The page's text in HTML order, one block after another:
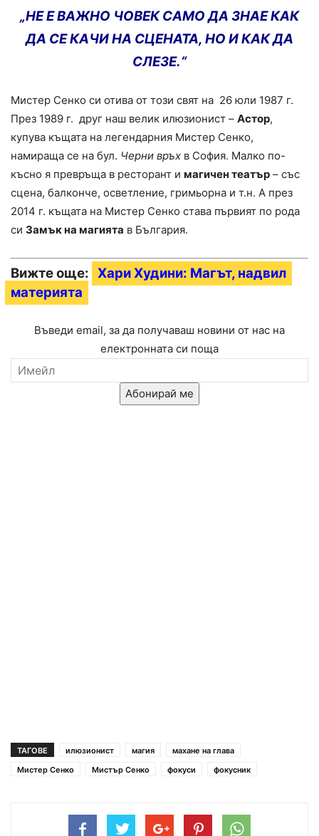
„НЕ Е ВАЖНО ЧОВЕК САМО ДА ЗНАЕ КАК
ДА СЕ КАЧИ НА СЦЕНАТА, НО И КАК ДА
СЛЕЗЕ.“
Мистер Сенко си отива от този свят на 26 юли 1987 г.
През 1989 г. друг наш велик илюзионист – Астор,
купува къщата на легендарния Мистер Сенко,
намираща се на бул. Черни връх в София. Малко по-
късно я превръща в ресторант и магичен театър – със
сцена, балконче, осветление, гримьорна и т.н. А през
2014 г. къщата на Мистер Сенко става първият по рода
си Замък на магията в България.
Вижте още: Хари Худини: Магът, надвил
материята
Въведи email, за да получаваш новини от нас на
електронната си поща
Абонирай ме
ТАГОВЕ илюзионист магия
махане на глава
Мистер Сенко
Мистър Сенко фокуси фокусник